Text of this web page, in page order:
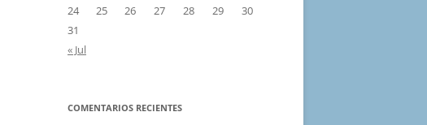
24
25 26 27 28 29
30
31
« Jul
COMENTARIOS RECIENTES